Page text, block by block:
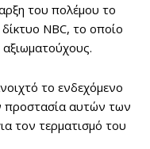
του πολέμου το
NBC, το οποίο
αξιωματούχους.
το ενδεχόμενο
προστασία αυτών των
τον τερματισμό του